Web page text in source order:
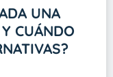
UNA
CUÁNDO